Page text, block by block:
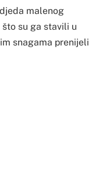
malenog
su ga stavili u
snagama prenijeli